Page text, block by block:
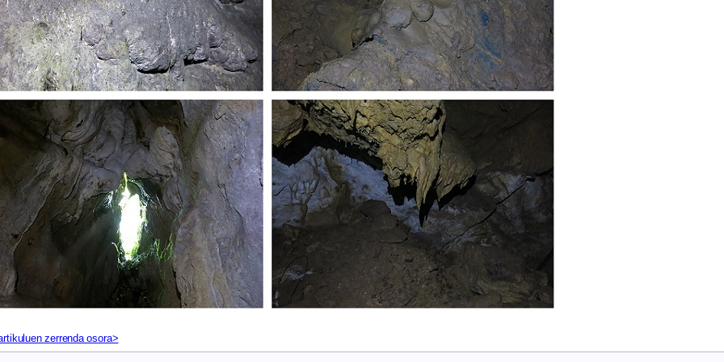
zerrenda osora>